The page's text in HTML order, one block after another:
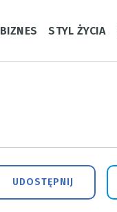
BIZNES STYL ŻYCIA
UDOSTĘPNIJ